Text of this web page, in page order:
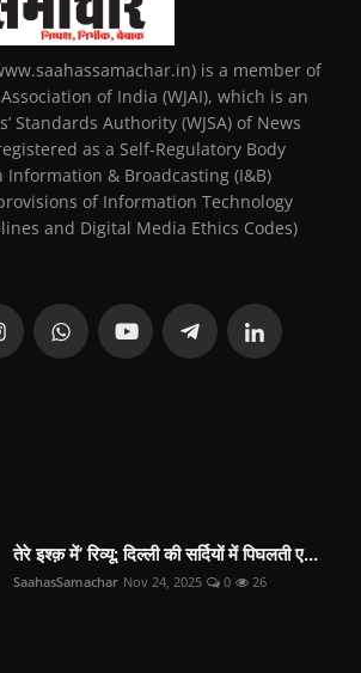
is a member of
of India (WJAI), which is an
Standards Authority (WJSA) of News
as a Self-Regulatory Body
Information & Broadcasting (I&B)
of Information Technology
and Digital Media Ethics Codes)
तेरे इश्क़ में’ रिव्यू: दिल्ली की सर्दियों में पिघलती ए...
SaahasSamachar Nov 24, 2025 0 26